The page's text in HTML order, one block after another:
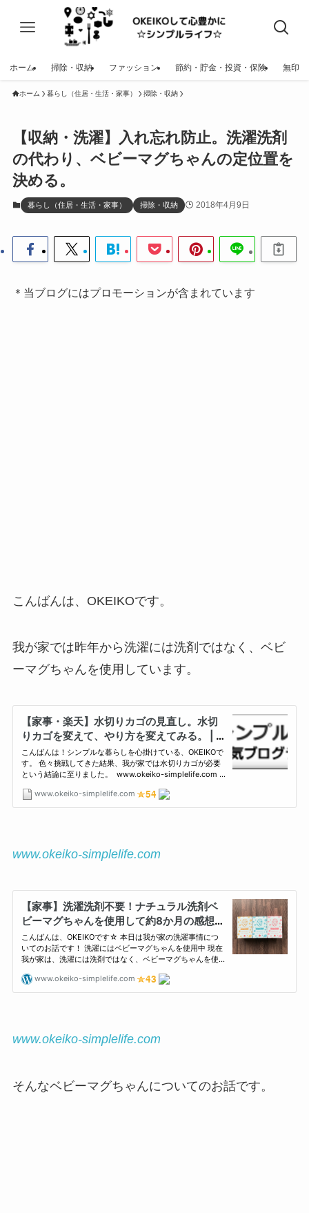
ホーム 掃除・収納 ファッション 節約・貯金・投資・保険 無印
ホーム 暮らし（住居・生活・家事） 掃除・収納
【収納・洗濯】入れ忘れ防止。洗濯洗剤
の代わり、ベビーマグちゃんの定位置を
決める。
暮らし（住居・生活・家事） 掃除・収納 2018年4月9日
＊当ブログにはプロモーションが含まれています
こんばんは、OKEIKOです。
我が家では昨年から洗濯には洗剤ではなく、ベビ
ーマグちゃんを使用しています。
www.okeiko-simplelife.com
www.okeiko-simplelife.com
そんなベビーマグちゃんについてのお話です。